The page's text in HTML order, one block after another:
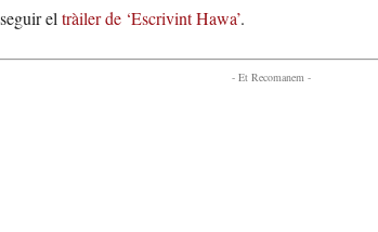
eltràiler de ‘Escrivint Hawa’.
- Et Recomanem -